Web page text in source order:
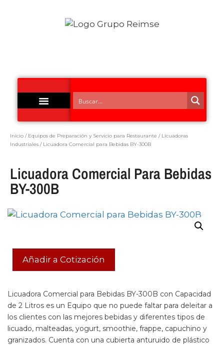
Inicio / Equipos de Preparación y Servicio para Restaurante / Licuadoras
Industriales / Licuadora Comercial para Bebidas BY-300B
Licuadora Comercial Para Bebidas
BY-300B
Añadir a Cotización
Licuadora Comercial para Bebidas BY-300B con Capacidad
de 2 Litros es un Equipo que no puede faltar para deleitar a
los clientes con las mejores bebidas y diferentes tipos de
licuado, malteadas, yogurt, smoothie, frappe, capuchino y
granizados. Cuenta con una cubierta anturuido de plástico